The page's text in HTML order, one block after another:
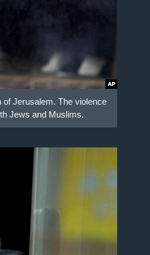
Jerusalem. The violence
Jews and Muslims.